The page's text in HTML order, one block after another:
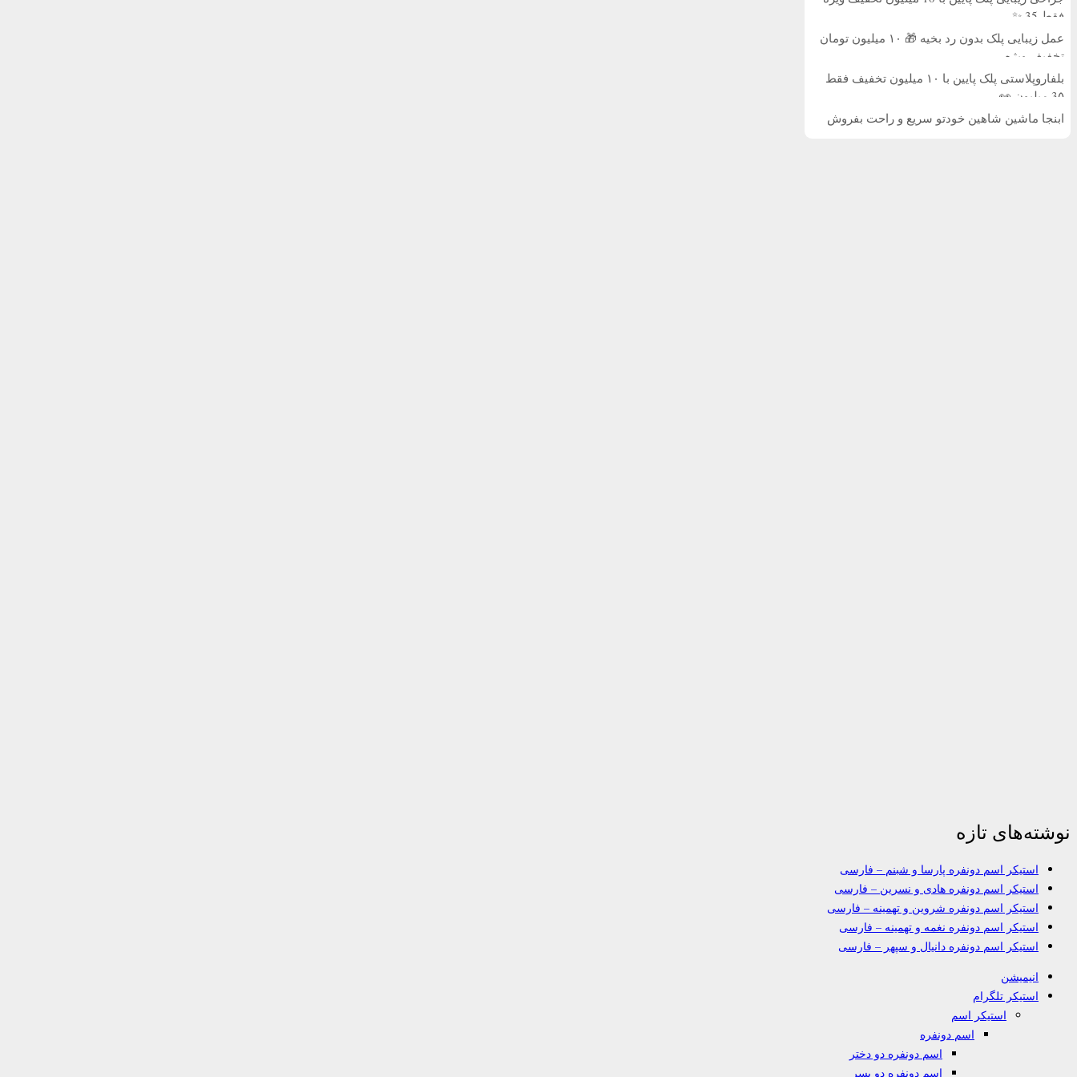
فقط 35 ✨
عمل زیبایی پلک بدون رد بخیه 🎁 ۱۰ میلیون تومان
تخفیف ویژه
بلفاروپلاستی پلک پایین با ۱۰ میلیون تخفیف فقط
3۵ میلیون 👀
ابنجا ماشین شاهین خودتو سریع و راحت بفروش
نوشته‌های تازه
استیکر اسم دونفره پارسا و شبنم – فارسی
استیکر اسم دونفره هادی و نسرین – فارسی
استیکر اسم دونفره شروین و تهمینه – فارسی
استیکر اسم دونفره نغمه و تهمینه – فارسی
استیکر اسم دونفره دانیال و سپهر – فارسی
انیمیشن
استیکر تلگرام
استیکر اسم
اسم دونفره
اسم دونفره دو دختر
اسم دونفره دو پسر